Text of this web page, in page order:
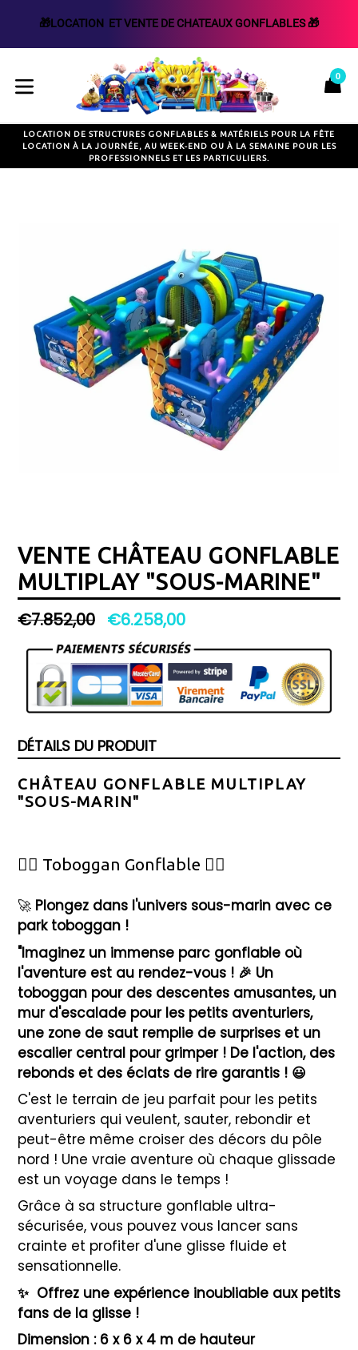
🎁LOCATION  ET VENTE DE CHATEAUX GONFLABLES 🎁
au
contenudévelopper/réduire
0
LOCATION DE STRUCTURES GONFLABLES & MATÉRIELS POUR LA FÊTE
LOCATION À LA JOURNÉE, AU WEEK-END OU À LA SEMAINE POUR LES
PROFESSIONNELS ET LES PARTICULIERS.
VENTE CHÂTEAU GONFLABLE
MULTIPLAY "SOUS-MARINE"
Prix
régulier
€7.852,00 €6.258,00
DÉTAILS DU PRODUIT
CHÂTEAU GONFLABLE MULTIPLAY
"SOUS-MARIN"
🦸‍♂️ Toboggan Gonflable 🦸‍♀️
🚀 Plongez dans l'univers sous-marin avec ce
park toboggan !
"Imaginez un immense parc gonflable où
l'aventure est au rendez-vous ! 🎉 Un
toboggan pour des descentes amusantes, un
mur d'escalade pour les petits aventuriers,
une zone de saut remplie de surprises et un
escalier central pour grimper ! De l'action, des
rebonds et des éclats de rire garantis ! 😃
C'est le terrain de jeu parfait pour les petits
aventuriers qui veulent, sauter, rebondir et
peut-être même croiser des décors du pôle
nord ! Une vraie aventure où chaque glissade
est un voyage dans le temps !
Grâce à sa structure gonflable ultra-
sécurisée, vous pouvez vous lancer sans
crainte et profiter d'une glisse fluide et
sensationnelle.
✨ Offrez une expérience inoubliable aux petits
fans de la glisse !
Dimension : 6 x 6 x 4 m de hauteur